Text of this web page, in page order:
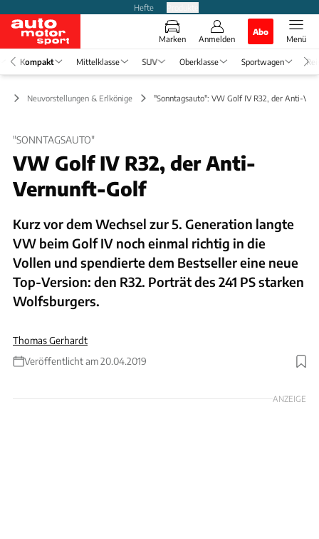
Hefte
Marken Anmelden
Abo
Menü
Kompakt Mittelklasse SUV Oberklasse Sportwagen
Neuvorstellungen & Erlkönige "Sonntagsauto": VW Golf IV R32, der Anti-
"SONNTAGSAUTO"
VW Golf IV R32, der Anti-
Vernunft-Golf
Kurz vor dem Wechsel zur 5. Generation langte
VW beim Golf IV noch einmal richtig in die
Vollen und spendierte dem Bestseller eine neue
Top-Version: den R32. Porträt des 241 PS starken
Wolfsburgers.
Thomas Gerhardt
Veröffentlicht am 20.04.2019
Foto: VW
ANZEIGE